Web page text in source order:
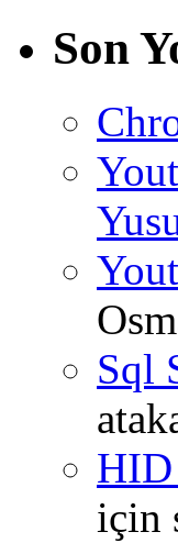
Son
Sql
HID
için